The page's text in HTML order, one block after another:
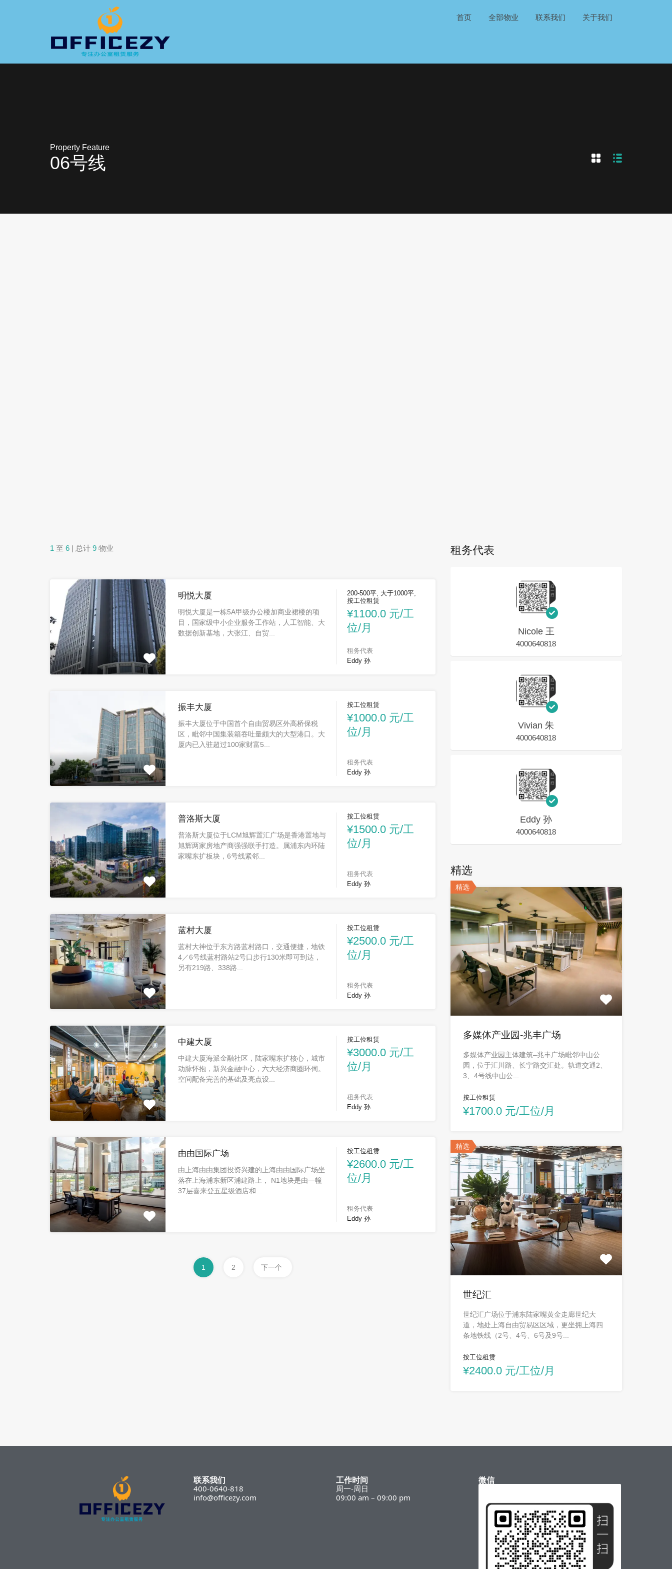
首页 全部物业 联系我们 关于我们
Property Feature
06号线
1 至 6 | 总计 9 物业
明悦大厦
明悦大厦是一栋5A甲级办公楼加商业裙楼的项
目，国家级中小企业服务工作站，人工智能、大
数据创新基地，大张江、自贸...
200-500平, 大于1000平,
按工位租赁
¥1100.0 元/工
位/月
租务代表
Eddy 孙
振丰大厦
振丰大厦位于中国首个自由贸易区外高桥保税
区，毗邻中国集装箱吞吐量颇大的大型港口。大
厦内已入驻超过100家财富5...
按工位租赁
¥1000.0 元/工
位/月
租务代表
Eddy 孙
普洛斯大厦
普洛斯大厦位于LCM旭辉置汇广场是香港置地与
旭辉两家房地产商强强联手打造。属浦东内环陆
家嘴东扩板块，6号线紧邻...
按工位租赁
¥1500.0 元/工
位/月
租务代表
Eddy 孙
蓝村大厦
蓝村大神位于东方路蓝村路口，交通便捷，地铁
4／6号线蓝村路站2号口步行130米即可到达，
另有219路、338路...
按工位租赁
¥2500.0 元/工
位/月
租务代表
Eddy 孙
中建大厦
中建大厦海派金融社区，陆家嘴东扩核心，城市
动脉怀抱，新兴金融中心，六大经济商圈环伺。
空间配备完善的基础及亮点设...
按工位租赁
¥3000.0 元/工
位/月
租务代表
Eddy 孙
由由国际广场
由上海由由集团投资兴建的上海由由国际广场坐
落在上海浦东新区浦建路上， N1地块是由一幢
37层喜来登五星级酒店和...
按工位租赁
¥2600.0 元/工
位/月
租务代表
Eddy 孙
1 2 下一个
租务代表
Nicole 王
4000640818
Vivian 朱
4000640818
Eddy 孙
4000640818
精选
精选
多媒体产业园-兆丰广场
多媒体产业园主体建筑–兆丰广场毗邻中山公
园，位于汇川路、长宁路交汇处。轨道交通2、
3、4号线中山公...
按工位租赁
¥1700.0 元/工位/月
精选
世纪汇
世纪汇广场位于浦东陆家嘴黄金走廊世纪大
道，地处上海自由贸易区区域，更坐拥上海四
条地铁线（2号、4号、6号及9号...
按工位租赁
¥2400.0 元/工位/月
联系我们
400-0640-818
info@officezy.com
工作时间
周一-周日
09:00 am – 09:00 pm
微信